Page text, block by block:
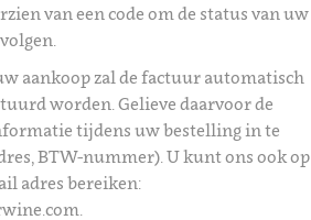
van een code om de status van uw
aankoop zal de factuur automatisch
worden. Gelieve daarvoor de
tijdens uw bestelling in te
BTW-nummer). U kunt ons ook op
adres bereiken: